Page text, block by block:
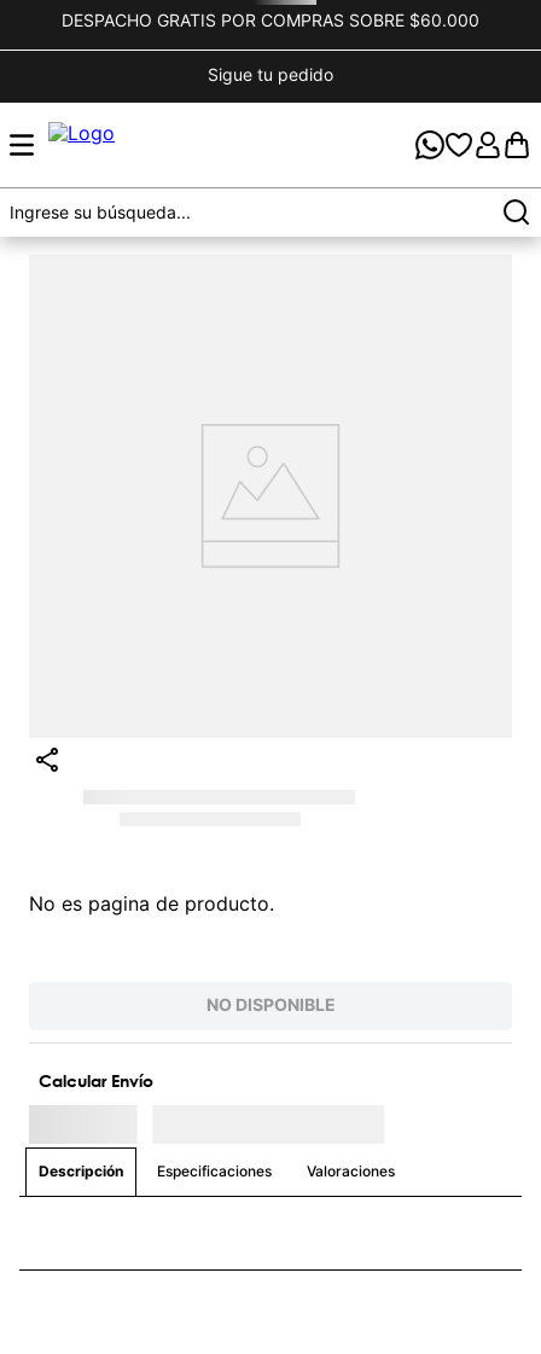
DESPACHO GRATIS POR COMPRAS SOBRE $60.000
Sigue tu pedido
No es pagina de producto.
NO DISPONIBLE
Calcular Envío
Descripción Especificaciones Valoraciones